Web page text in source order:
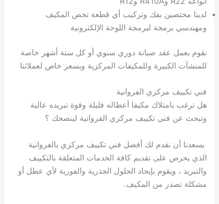
لدينا مختصين بفك وتركيب أي قطعة تخص المكيف
ومهندسي برمجة لبرمجة اللوحة الإلكترونية
نقوم بعمل عقد صيانة دوري سنوي أو كل ستة أشهر خاصة
للمنشآت الكبيرة وللمكيفات المركزية وبسعر خاص لعملائنا
فني تكييف مركزي الفروانية
هل ترغب بامتلاك مكيفا أعطاله قليلة وقوة تبريده عالية
وتبحث عن فني تكييف مركزي الفروانية لينصحك ؟
يسعدنا أن نقدم لك أفضل فني تكييف مركزي بالفروانية
الذي يحرص على تقديم كافة الخدمات المتعلقة بالتكييف
والتبريد ، ويقوم بإيجاد الحلول الجذرية والفورية لأي عطل أو
مشكلة تصدر من المكيف.